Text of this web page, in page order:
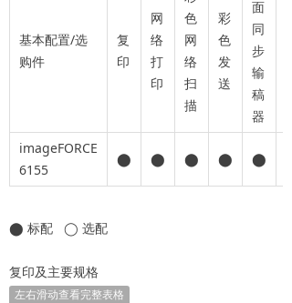
基本配置/选
购件
复
印
网
络
打
印
色
网
络
扫
描
彩
色
发
送
面
同
步
输
稿
器
imageFORCE
6155
⬤ ⬤ ⬤ ⬤ ⬤
⬤ 标配 ◯ 选配
复印及主要规格
左右滑动查看完整表格